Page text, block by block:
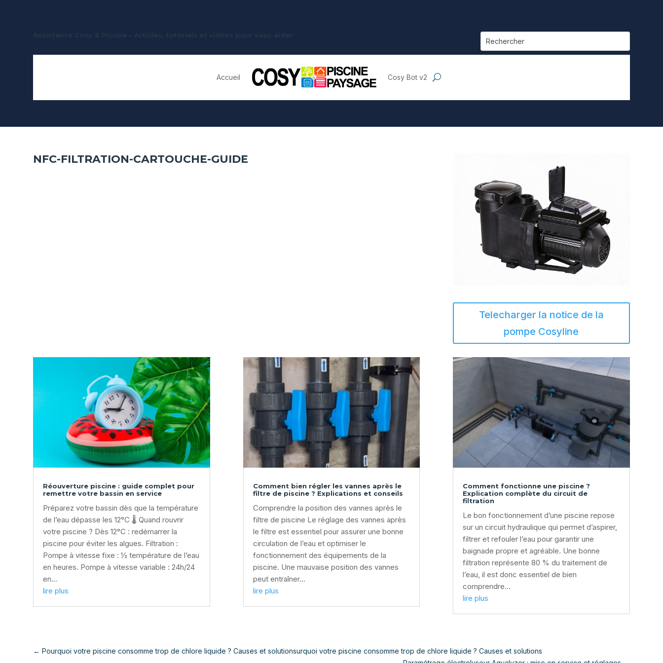
Accueil Cosy Bot v2
NFC-FILTRATION-CARTOUCHE-GUIDE
Telecharger la notice de la
pompe Cosyline
Réouverture piscine : guide complet pour
remettre votre bassin en service
Préparez votre bassin dès que la température
de l’eau dépasse les 12°C 🌡️ Quand rouvrir
votre piscine ? Dès 12°C : redémarrer la
piscine pour éviter les algues. Filtration :
Pompe à vitesse fixe : ½ température de l’eau
en heures. Pompe à vitesse variable : 24h/24
en...
lire plus
Comment bien régler les vannes après le
filtre de piscine ? Explications et conseils
Comprendre la position des vannes après le
filtre de piscine Le réglage des vannes après
le filtre est essentiel pour assurer une bonne
circulation de l’eau et optimiser le
fonctionnement des équipements de la
piscine. Une mauvaise position des vannes
peut entraîner...
lire plus
Comment fonctionne une piscine ?
Explication complète du circuit de
filtration
Le bon fonctionnement d’une piscine repose
sur un circuit hydraulique qui permet d’aspirer,
filtrer et refouler l’eau pour garantir une
baignade propre et agréable. Une bonne
filtration représente 80 % du traitement de
l’eau, il est donc essentiel de bien
comprendre...
lire plus
←Pourquoi votre piscine consomme trop de chlore liquide ? Causes et solutionsurquoi votre piscine consomme trop de chlore liquide ? Causes et solutions